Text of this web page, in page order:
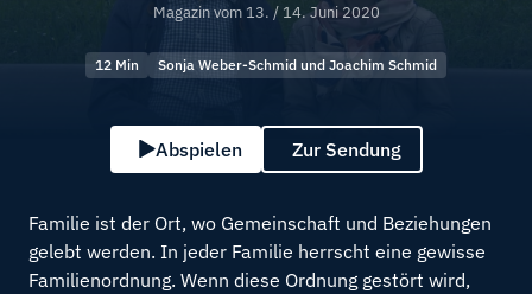
Magazin vom 13. / 14. Juni 2020
12 Min Sonja Weber-Schmid und Joachim Schmid
Abspielen Zur Sendung
Familie ist der Ort, wo Gemeinschaft und Beziehungen
gelebt werden. In jeder Familie herrscht eine gewisse
Familienordnung. Wenn diese Ordnung gestört wird,